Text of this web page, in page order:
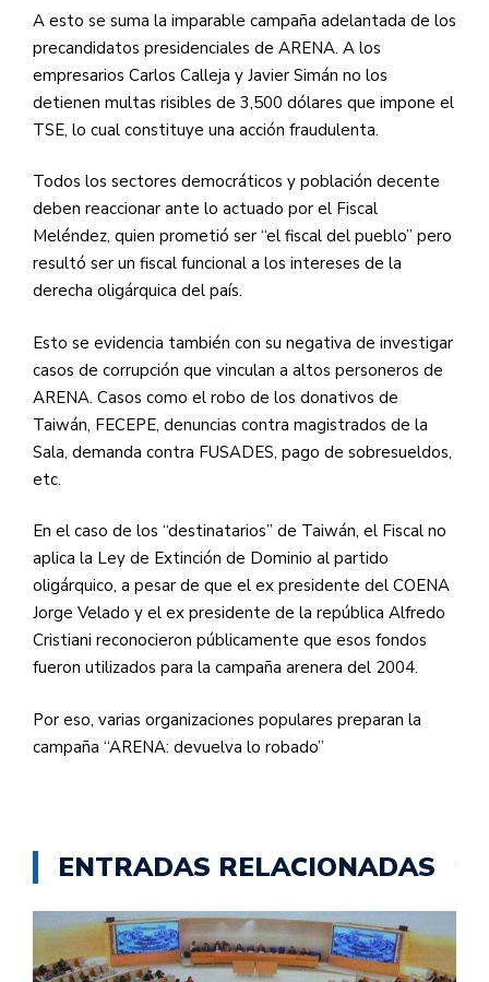
A esto se suma la imparable campaña adelantada de los
precandidatos presidenciales de ARENA. A los
empresarios Carlos Calleja y Javier Simán no los
detienen multas risibles de 3,500 dólares que impone el
TSE, lo cual constituye una acción fraudulenta.
Todos los sectores democráticos y población decente
deben reaccionar ante lo actuado por el Fiscal
Meléndez, quien prometió ser “el fiscal del pueblo” pero
resultó ser un fiscal funcional a los intereses de la
derecha oligárquica del país.
Esto se evidencia también con su negativa de investigar
casos de corrupción que vinculan a altos personeros de
ARENA. Casos como el robo de los donativos de
Taiwán, FECEPE, denuncias contra magistrados de la
Sala, demanda contra FUSADES, pago de sobresueldos,
etc.
En el caso de los “destinatarios” de Taiwán, el Fiscal no
aplica la Ley de Extinción de Dominio al partido
oligárquico, a pesar de que el ex presidente del COENA
Jorge Velado y el ex presidente de la república Alfredo
Cristiani reconocieron públicamente que esos fondos
fueron utilizados para la campaña arenera del 2004.
Por eso, varias organizaciones populares preparan la
campaña “ARENA: devuelva lo robado”
ENTRADAS RELACIONADAS